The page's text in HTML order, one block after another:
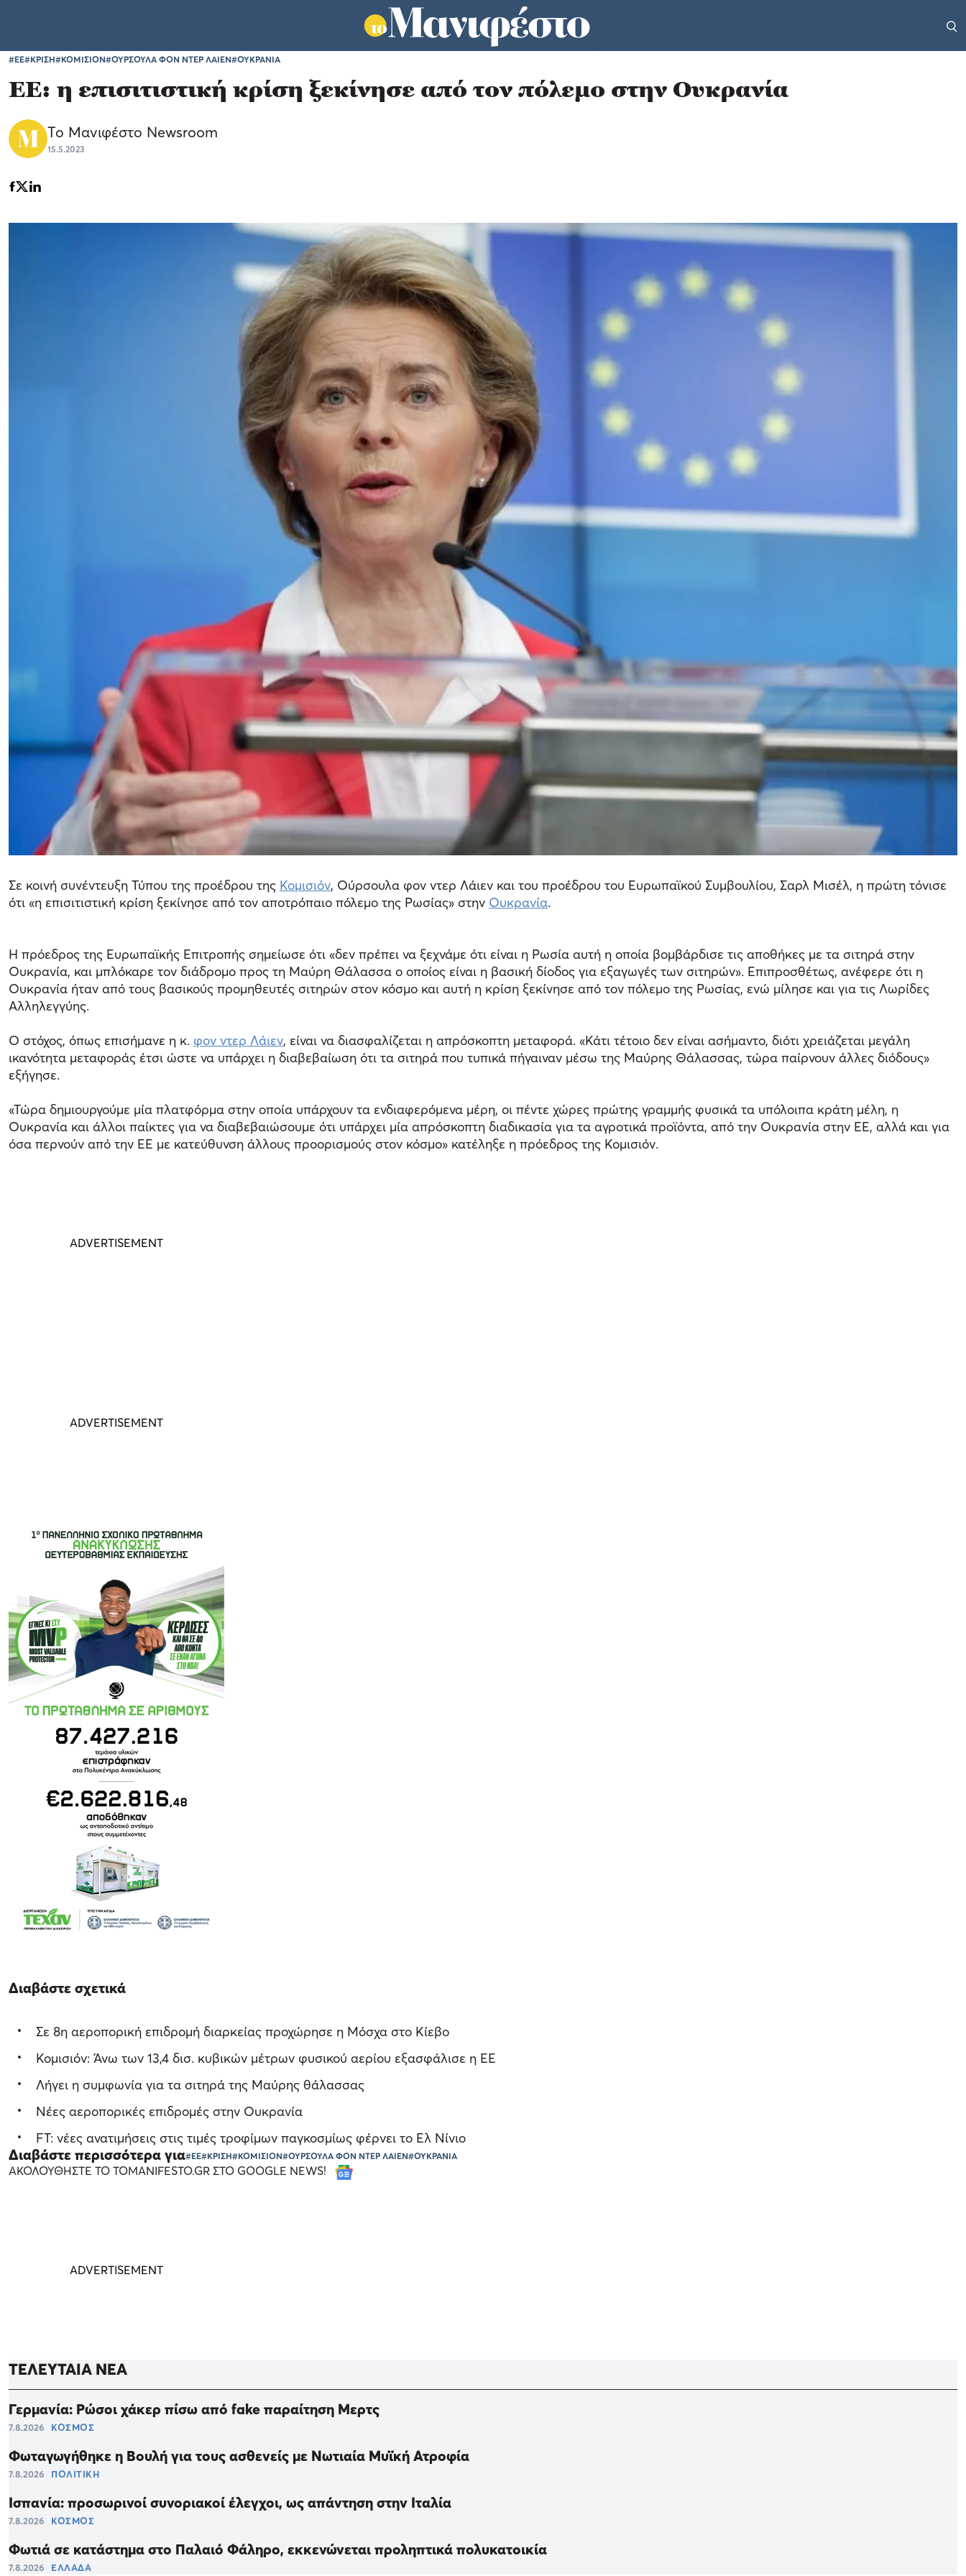
#ΕΕ#ΚΡΙΣΗ#ΚΟΜΙΣΙΟΝ#ΟΥΡΣΟΥΛΑ ΦΟΝ ΝΤΕΡ ΛΑΙΕΝ#ΟΥΚΡΑΝΙΑ
ΕΕ: η επισιτιστική κρίση ξεκίνησε από τον πόλεμο στην Ουκρανία
Το Μανιφέστο Newsroom
15.5.2023
Σε κοινή συνέντευξη Τύπου της προέδρου της Κομισιόν, Ούρσουλα φον ντερ Λάιεν και του προέδρου του Ευρωπαϊκού Συμβουλίου, Σαρλ Μισέλ, η πρώτη τόνισε
ότι «η επισιτιστική κρίση ξεκίνησε από τον αποτρόπαιο πόλεμο της Ρωσίας» στην Ουκρανία.
Η πρόεδρος της Ευρωπαϊκής Επιτροπής σημείωσε ότι «δεν πρέπει να ξεχνάμε ότι είναι η Ρωσία αυτή η οποία βομβάρδισε τις αποθήκες με τα σιτηρά στην
Ουκρανία, και μπλόκαρε τον διάδρομο προς τη Μαύρη Θάλασσα ο οποίος είναι η βασική δίοδος για εξαγωγές των σιτηρών». Επιπροσθέτως, ανέφερε ότι η
Ουκρανία ήταν από τους βασικούς προμηθευτές σιτηρών στον κόσμο και αυτή η κρίση ξεκίνησε από τον πόλεμο της Ρωσίας, ενώ μίλησε και για τις Λωρίδες
Αλληλεγγύης.
Ο στόχος, όπως επισήμανε η κ. φον ντερ Λάιεν, είναι να διασφαλίζεται η απρόσκοπτη μεταφορά. «Κάτι τέτοιο δεν είναι ασήμαντο, διότι χρειάζεται μεγάλη
ικανότητα μεταφοράς έτσι ώστε να υπάρχει η διαβεβαίωση ότι τα σιτηρά που τυπικά πήγαιναν μέσω της Μαύρης Θάλασσας, τώρα παίρνουν άλλες διόδους»
εξήγησε.
«Τώρα δημιουργούμε μία πλατφόρμα στην οποία υπάρχουν τα ενδιαφερόμενα μέρη, οι πέντε χώρες πρώτης γραμμής φυσικά τα υπόλοιπα κράτη μέλη, η
Ουκρανία και άλλοι παίκτες για να διαβεβαιώσουμε ότι υπάρχει μία απρόσκοπτη διαδικασία για τα αγροτικά προϊόντα, από την Ουκρανία στην ΕΕ, αλλά και για
όσα περνούν από την ΕΕ με κατεύθυνση άλλους προορισμούς στον κόσμο» κατέληξε η πρόεδρος της Κομισιόν.
Διαβάστε σχετικά
Σε 8η αεροπορική επιδρομή διαρκείας προχώρησε η Μόσχα στο Κίεβο
Κομισιόν: Άνω των 13,4 δισ. κυβικών μέτρων φυσικού αερίου εξασφάλισε η ΕΕ
Λήγει η συμφωνία για τα σιτηρά της Μαύρης θάλασσας
Νέες αεροπορικές επιδρομές στην Ουκρανία
FT: νέες ανατιμήσεις στις τιμές τροφίμων παγκοσμίως φέρνει το Ελ Νίνιο
Διαβάστε περισσότερα για#ΕΕ#ΚΡΙΣΗ#ΚΟΜΙΣΙΟΝ#ΟΥΡΣΟΥΛΑ ΦΟΝ ΝΤΕΡ ΛΑΙΕΝ#ΟΥΚΡΑΝΙΑ
ΑΚΟΛΟΥΘΗΣΤΕ ΤΟ TOMANIFESTO.GR ΣΤΟ GOOGLE NEWS!
ΤΕΛΕΥΤΑΙΑ ΝΕΑ
Γερμανία: Ρώσοι χάκερ πίσω από fake παραίτηση Μερτς
7.8.2026 ΚΟΣΜΟΣ
Φωταγωγήθηκε η Βουλή για τους ασθενείς με Νωτιαία Μυϊκή Ατροφία
7.8.2026 ΠΟΛΙΤΙΚΗ
Ισπανία: προσωρινοί συνοριακοί έλεγχοι, ως απάντηση στην Ιταλία
7.8.2026 ΚΟΣΜΟΣ
Φωτιά σε κατάστημα στο Παλαιό Φάληρο, εκκενώνεται προληπτικά πολυκατοικία
7.8.2026 ΕΛΛΑΔΑ